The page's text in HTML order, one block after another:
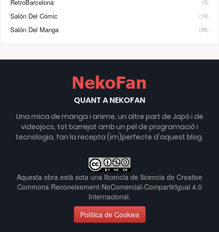
RetroBarcelona (5)
Salón Del Cómic (19)
Salón Del Manga (56)
QUANT A NEKOFAN
Una mica de manga i anime, un altre part de Japó i de
videojocs, tot barrejat amb un pel de programació i
tecnologia, fan la recepta (im)perfecte d'aquest blog.
Aquesta obra està sota una llicencia de llicencia de Creative
Commons Reconeixement-NoComercial-CompartirIgual 4.0
Internacional.
Política de Cookies